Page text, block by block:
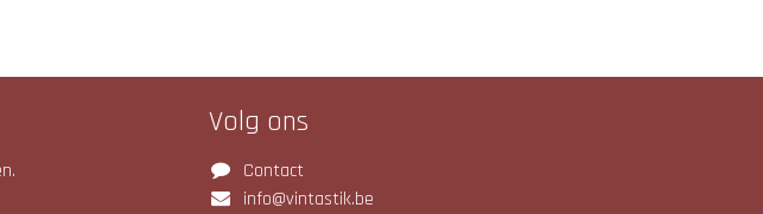
Volg ons
Contact
info@vintastik.be